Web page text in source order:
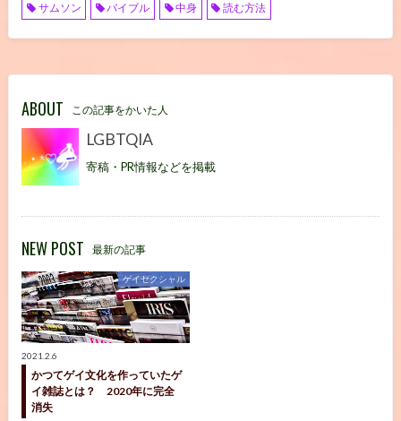
サムソン バイブル 中身 読む方法
ABOUT この記事をかいた人
LGBTQIA
寄稿・PR情報などを掲載
NEW POST 最新の記事
ゲイセクシャル
2021.2.6
かつてゲイ文化を作っていたゲ
イ雑誌とは？ 2020年に完全
消失